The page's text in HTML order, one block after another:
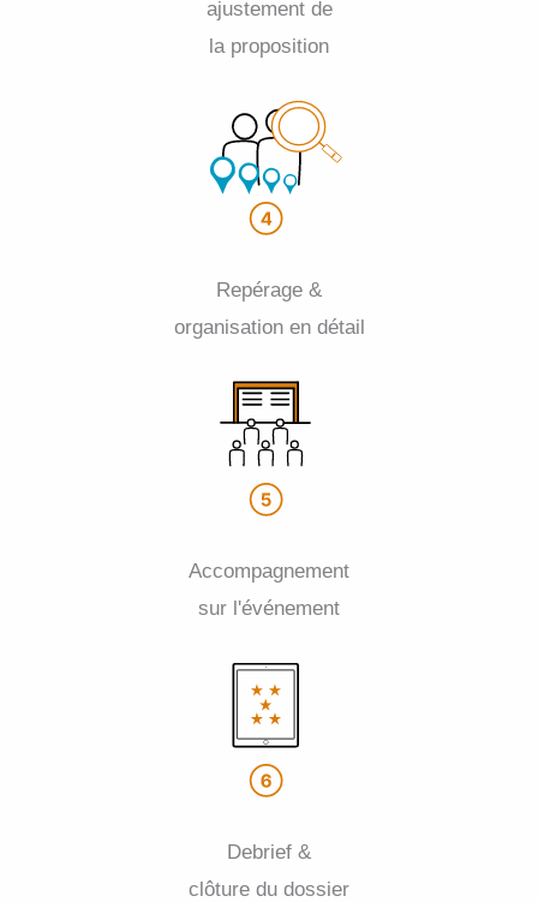
ajustement de
la proposition
Repérage &
organisation en détail
Accompagnement
sur l'événement
Debrief &
clôture du dossier